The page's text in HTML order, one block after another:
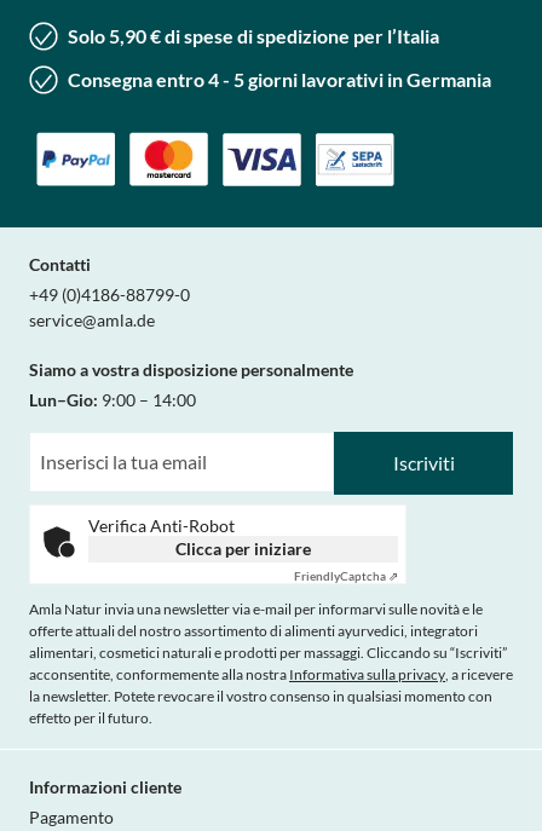
Solo 5,90 € di spese di spedizione per l’Italia
Consegna entro 4 - 5 giorni lavorativi in Germania
Contatti
+49 (0)4186-88799-0
service@amla.de
Siamo a vostra disposizione personalmente
Lun–Gio: 9:00 – 14:00
Iscriviti
Verifica Anti-Robot
Clicca per iniziare
FriendlyCaptcha ⇗
Amla Natur invia una newsletter via e-mail per informarvi sulle novità e le
offerte attuali del nostro assortimento di alimenti ayurvedici, integratori
alimentari, cosmetici naturali e prodotti per massaggi. Cliccando su “Iscriviti”
acconsentite, conformemente alla nostra Informativa sulla privacy, a ricevere
la newsletter. Potete revocare il vostro consenso in qualsiasi momento con
effetto per il futuro.
Informazioni cliente
Pagamento